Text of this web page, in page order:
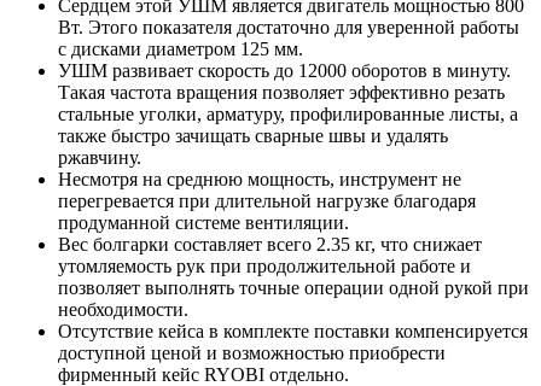
Сердцем этой УШМ является двигатель мощностью 800
Вт. Этого показателя достаточно для уверенной работы
с дисками диаметром 125 мм.
УШМ развивает скорость до 12000 оборотов в минуту.
Такая частота вращения позволяет эффективно резать
стальные уголки, арматуру, профилированные листы, а
также быстро зачищать сварные швы и удалять
ржавчину.
Несмотря на среднюю мощность, инструмент не
перегревается при длительной нагрузке благодаря
продуманной системе вентиляции.
Вес болгарки составляет всего 2.35 кг, что снижает
утомляемость рук при продолжительной работе и
позволяет выполнять точные операции одной рукой при
необходимости.
Отсутствие кейса в комплекте поставки компенсируется
доступной ценой и возможностью приобрести
фирменный кейс RYOBI отдельно.